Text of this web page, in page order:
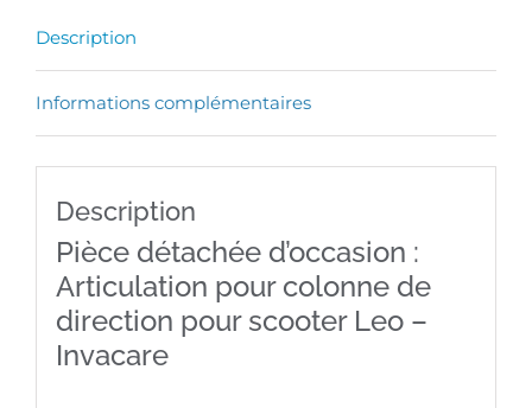
de
direction
de
pour
scooter
électrique
Leo
-
Description
Informations complémentaires
Description
Pièce détachée d’occasion :
Articulation pour colonne de
direction pour scooter Leo –
Invacare